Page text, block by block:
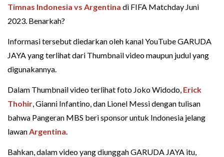
Timnas Indonesia vs Argentina di FIFA Matchday Juni
2023. Benarkah?
Informasi tersebut diedarkan oleh kanal YouTube GARUDA
JAYA yang terlihat dari Thumbnail video maupun judul yang
digunakannya.
Dalam Thumbnail video terlihat foto Joko Widodo, Erick
Thohir, Gianni Infantino, dan Lionel Messi dengan tulisan
bahwa Pangeran MBS beri sponsor untuk Indonesia jelang
lawanArgentina.
Bahkan, dalam video yang diunggah GARUDA JAYA itu,